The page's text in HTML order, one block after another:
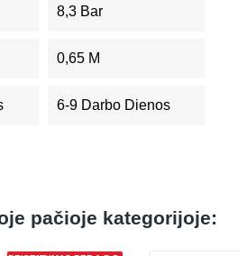
8,3 Bar
0,65 M
6-9 Darbo Dienos
pačioje kategorijoje: